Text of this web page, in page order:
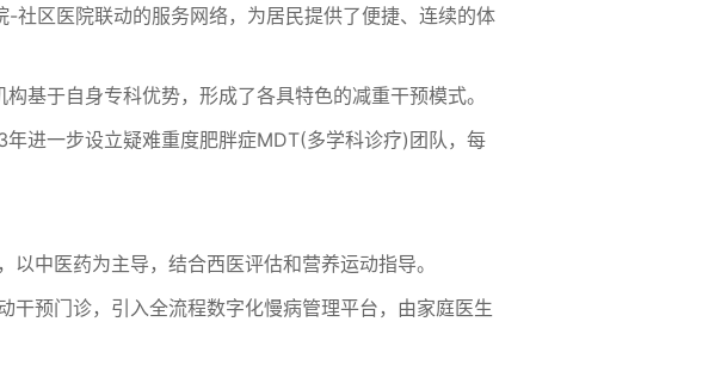
社区医院联动的服务网络，为居民提供了便捷、连续的体
于自身专科优势，形成了各具特色的减重干预模式。
一步设立疑难重度肥胖症MDT(多学科诊疗)团队，每
中医药为主导，结合西医评估和营养运动指导。
预门诊，引入全流程数字化慢病管理平台，由家庭医生